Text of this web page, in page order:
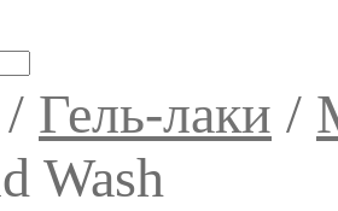
/ Гель-лаки /
Wash